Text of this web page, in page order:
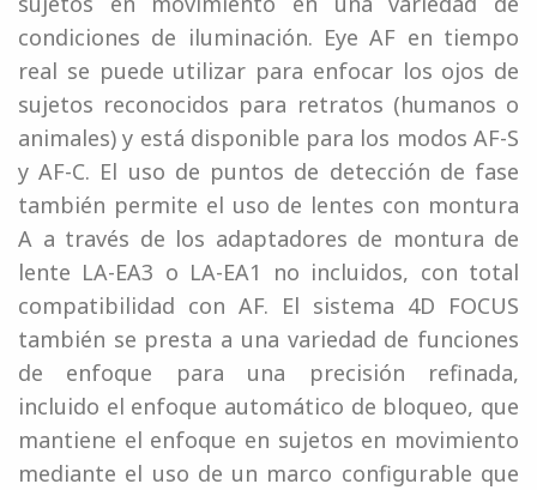
condiciones de iluminación. Eye AF en tiempo
real se puede utilizar para enfocar los ojos de
sujetos reconocidos para retratos (humanos o
animales) y está disponible para los modos AF-S
y AF-C. El uso de puntos de detección de fase
también permite el uso de lentes con montura
A a través de los adaptadores de montura de
lente LA-EA3 o LA-EA1 no incluidos, con total
compatibilidad con AF. El sistema 4D FOCUS
también se presta a una variedad de funciones
de enfoque para una precisión refinada,
incluido el enfoque automático de bloqueo, que
mantiene el enfoque en sujetos en movimiento
mediante el uso de un marco configurable que